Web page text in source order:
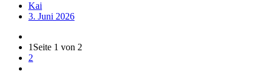
Kai
3. Juni 2026
1 Seite 1 von 2
2